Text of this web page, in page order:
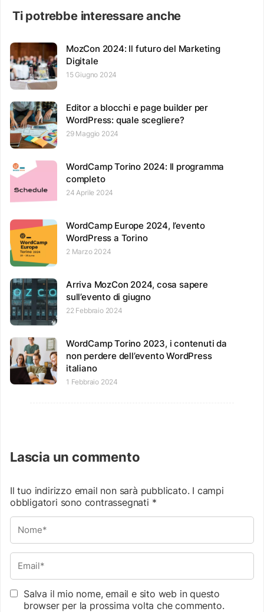
Ti potrebbe interessare anche
MozCon 2024: Il futuro del Marketing
Digitale
15 Giugno 2024
Editor a blocchi e page builder per
WordPress: quale scegliere?
29 Maggio 2024
WordCamp Torino 2024: Il programma
completo
24 Aprile 2024
WordCamp Europe 2024, l’evento
WordPress a Torino
2 Marzo 2024
Arriva MozCon 2024, cosa sapere
sull’evento di giugno
22 Febbraio 2024
WordCamp Torino 2023, i contenuti da
non perdere dell’evento WordPress
italiano
1 Febbraio 2024
Lascia un commento
Il tuo indirizzo email non sarà pubblicato. I campi
obbligatori sono contrassegnati *
Salva il mio nome, email e sito web in questo
browser per la prossima volta che commento.